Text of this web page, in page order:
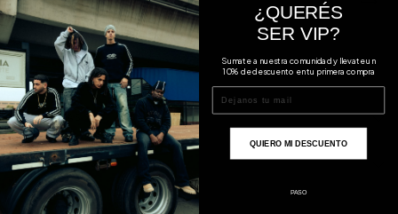
CATEGORÍAS
CONTACTÁNOS
¿QUERÉS
SER VIP?
Sumate a nuestra comunidad y llevate un
10% de descuento en tu primera compra
email
QUIERO MI DESCUENTO
PASO